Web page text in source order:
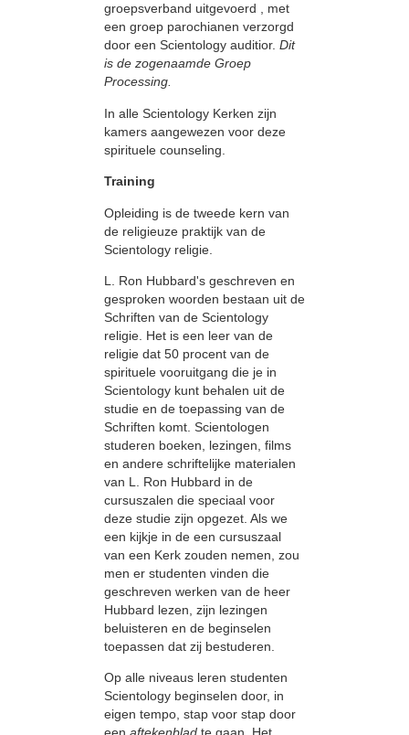
groepsverband uitgevoerd , met
een groep parochianen verzorgd
door een Scientology auditior. Dit
is de zogenaamde Groep
Processing.
In alle Scientology Kerken zijn
kamers aangewezen voor deze
spirituele counseling.
Training
Opleiding is de tweede kern van
de religieuze praktijk van de
Scientology religie.
L. Ron Hubbard's geschreven en
gesproken woorden bestaan uit de
Schriften van de Scientology
religie. Het is een leer van de
religie dat 50 procent van de
spirituele vooruitgang die je in
Scientology kunt behalen uit de
studie en de toepassing van de
Schriften komt. Scientologen
studeren boeken, lezingen, films
en andere schriftelijke materialen
van L. Ron Hubbard in de
cursuszalen die speciaal voor
deze studie zijn opgezet. Als we
een kijkje in de een cursuszaal
van een Kerk zouden nemen, zou
men er studenten vinden die
geschreven werken van de heer
Hubbard lezen, zijn lezingen
beluisteren en de beginselen
toepassen dat zij bestuderen.
Op alle niveaus leren studenten
Scientology beginselen door, in
eigen tempo, stap voor stap door